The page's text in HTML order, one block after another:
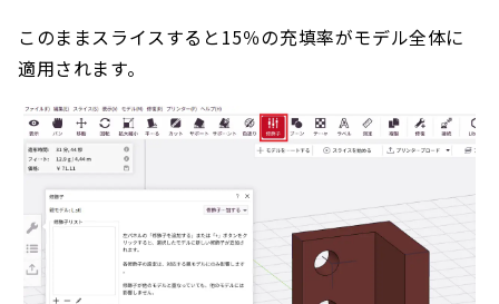
このままスライスすると15％の充填率がモデル全体に
適用されます。